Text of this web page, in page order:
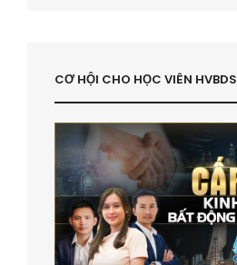
CƠ HỘI CHO HỌC VIÊN HVBDS